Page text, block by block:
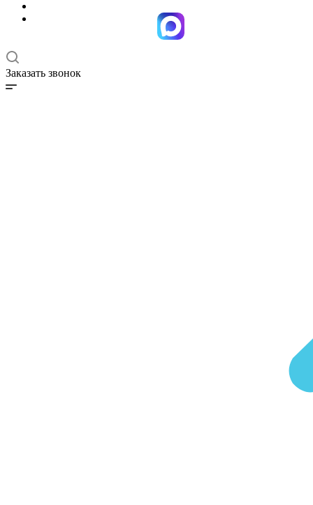
Заказать звонок